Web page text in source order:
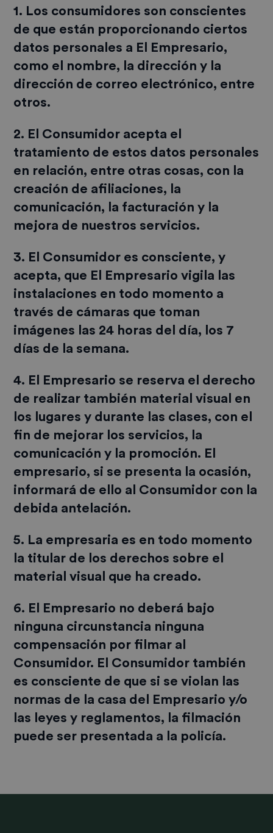
1. Los consumidores son conscientes
de que están proporcionando ciertos
datos personales a El Empresario,
como el nombre, la dirección y la
dirección de correo electrónico, entre
otros.
2. El Consumidor acepta el
tratamiento de estos datos personales
en relación, entre otras cosas, con la
creación de afiliaciones, la
comunicación, la facturación y la
mejora de nuestros servicios.
3. El Consumidor es consciente, y
acepta, que El Empresario vigila las
instalaciones en todo momento a
través de cámaras que toman
imágenes las 24 horas del día, los 7
días de la semana.
4. El Empresario se reserva el derecho
de realizar también material visual en
los lugares y durante las clases, con el
fin de mejorar los servicios, la
comunicación y la promoción. El
empresario, si se presenta la ocasión,
informará de ello al Consumidor con la
debida antelación.
5. La empresaria es en todo momento
la titular de los derechos sobre el
material visual que ha creado.
6. El Empresario no deberá bajo
ninguna circunstancia ninguna
compensación por filmar al
Consumidor. El Consumidor también
es consciente de que si se violan las
normas de la casa del Empresario y/o
las leyes y reglamentos, la filmación
puede ser presentada a la policía.